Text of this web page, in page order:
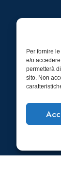
Per fornire
e/o
permetterà
sito. Non